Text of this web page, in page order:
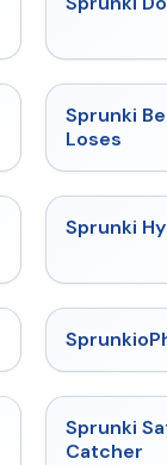
Sprunki
Loses
Sprunki
Sprunki
Catcher